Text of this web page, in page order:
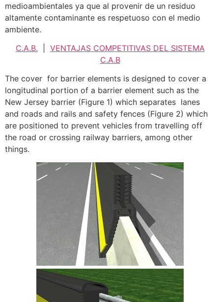
medioambientales ya que al provenir de un residuo
altamente contaminante es respetuoso con el medio
ambiente.
C.A.B.
VENTAJAS COMPETITIVAS DEL SISTEMA
C.A.B
The cover for barrier elements is designed to cover a
longitudinal portion of a barrier element such as the
New Jersey barrier (Figure 1) which separates lanes
and roads and rails and safety fences (Figure 2) which
are positioned to prevent vehicles from travelling off
the road or crossing railway barriers, among other
things.